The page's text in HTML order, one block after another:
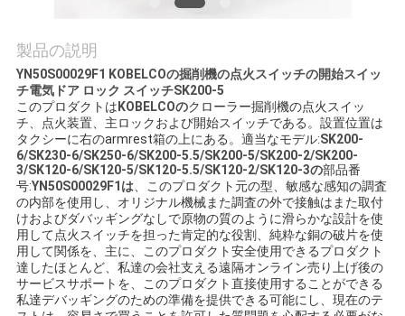
絡
し
な
さ
い
BLOG
地
製品の説明
YN50S00029F1 KOBELCOの掘削機の点火スイッチの開始スイッ
チ電気ドア ロック スイッチSK200-5
このプロダクトは KOBELCOのクローラー掘削機の点火スイッ
チ、点火装置、主ロックおよび開始スイッチである。 設置位置は
タクシーに右のarmrest箱の上にある。 適当なモデル:SK200-
6/SK230-6/SK250-6/SK200-5.5/SK200-5/SK200-2/SK200-
3/SK120-6/SK120-5/SK120-5.5/SK120-2/SK120-3の部品番
号:YN50S00029F1は、このプロダクト元の型、敏感な感知の調査
の内部を使用し、オリジナル機械また調査の外で接触はまた取付
けおよびダバッギングなしで原物の質のように滑らかな設計を使
用して点火スイッチを担った肯定的な役割、純粋な銅の破片を使
用して関係を、主に、このプロダクト安全使用できるプロダクト
達したほとんど、 私達の会社支える遠隔オンライン売り上げ後の
サービスサポートを、このプロダクト直接使用することができる
私達デバッギングのための準備を提供できる可能にし、 現在のテ